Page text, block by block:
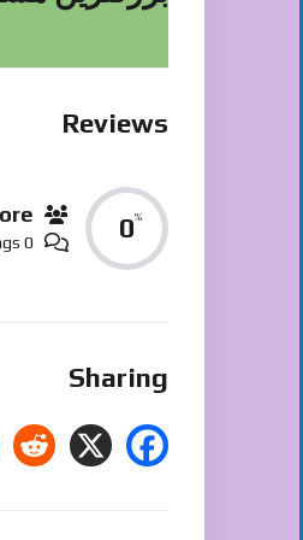
Reviews
0%
0 ratings
Sharing